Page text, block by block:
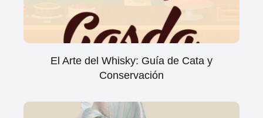
El Arte del Whisky: Guía de Cata y
Conservación